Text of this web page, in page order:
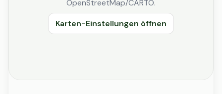
OpenStreetMap/CARTO.
Karten-Einstellungen öffnen